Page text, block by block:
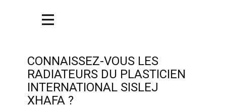
CONNAISSEZ-VOUS LES
RADIATEURS DU PLASTICIEN
INTERNATIONAL SISLEJ
XHAFA ?